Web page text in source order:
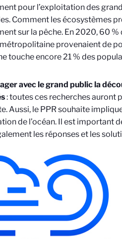
pour l’exploitation des
Comment les écosystèmes
sur la pêche. En 2020, 60
provenaient de
touche encore 21 % des
avec le grand public la
: toutes ces recherches auront
Aussi, le PPR souhaite
de l’océan. Il est important
les réponses et les